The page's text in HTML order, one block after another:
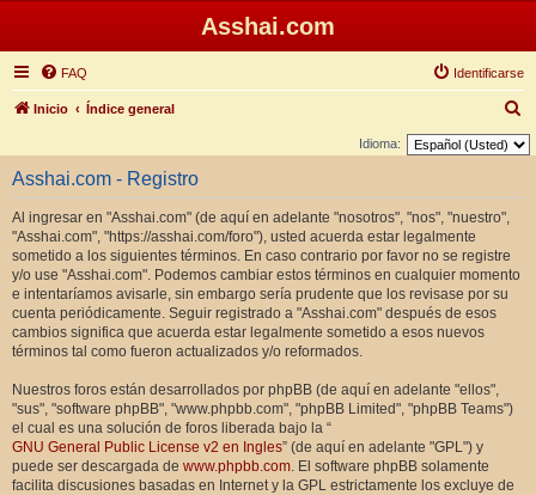
Asshai.com
FAQ Identificarse
Inicio Índice general
u
Idioma:
Asshai.com - Registro
Al ingresar en "Asshai.com" (de aquí en adelante "nosotros", "nos", "nuestro",
"Asshai.com", "https://asshai.com/foro"), usted acuerda estar legalmente
sometido a los siguientes términos. En caso contrario por favor no se registre
y/o use "Asshai.com". Podemos cambiar estos términos en cualquier momento
e intentaríamos avisarle, sin embargo sería prudente que los revisase por su
cuenta periódicamente. Seguir registrado a "Asshai.com" después de esos
cambios significa que acuerda estar legalmente sometido a esos nuevos
términos tal como fueron actualizados y/o reformados.
Nuestros foros están desarrollados por phpBB (de aquí en adelante "ellos",
"sus", "software phpBB", "www.phpbb.com", "phpBB Limited", "phpBB Teams")
el cual es una solución de foros liberada bajo la “
GNU General Public License v2 en Ingles” (de aquí en adelante "GPL") y
puede ser descargada de www.phpbb.com. El software phpBB solamente
facilita discusiones basadas en Internet y la GPL estrictamente los excluye de